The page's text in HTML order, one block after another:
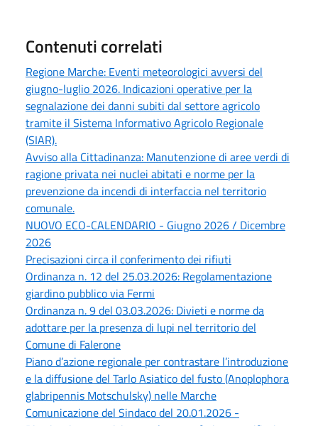
Contenuti correlati
Regione Marche: Eventi meteorologici avversi del
giugno-luglio 2026. Indicazioni operative per la
segnalazione dei danni subiti dal settore agricolo
tramite il Sistema Informativo Agricolo Regionale
(SIAR).
Avviso alla Cittadinanza: Manutenzione di aree verdi di
ragione privata nei nuclei abitati e norme per la
prevenzione da incendi di interfaccia nel territorio
comunale.
NUOVO ECO-CALENDARIO - Giugno 2026 / Dicembre
2026
Precisazioni circa il conferimento dei rifiuti
Ordinanza n. 12 del 25.03.2026: Regolamentazione
giardino pubblico via Fermi
Ordinanza n. 9 del 03.03.2026: Divieti e norme da
adottare per la presenza di lupi nel territorio del
Comune di Falerone
Piano d’azione regionale per contrastare l’introduzione
e la diffusione del Tarlo Asiatico del fusto (Anoplophora
glabripennis Motschulsky) nelle Marche
Comunicazione del Sindaco del 20.01.2026 -